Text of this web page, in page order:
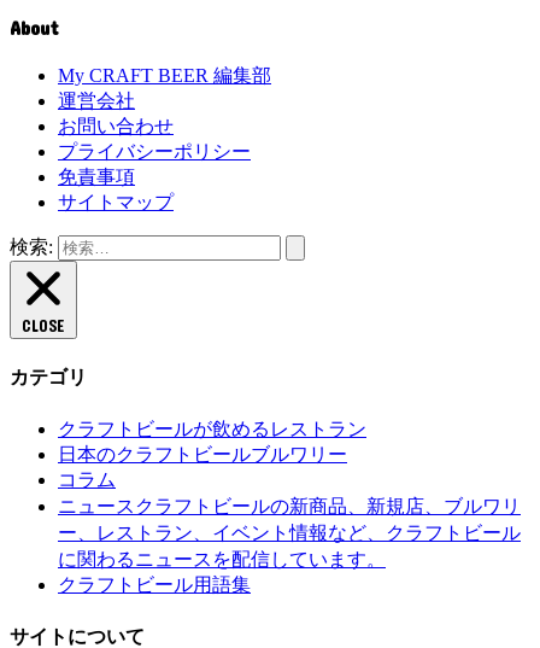
About
My CRAFT BEER 編集部
運営会社
お問い合わせ
プライバシーポリシー
免責事項
サイトマップ
検索:
CLOSE
カテゴリ
クラフトビールが飲めるレストラン
日本のクラフトビールブルワリー
コラム
ニュース クラフトビールの新商品、新規店、ブルワリ
ー、レストラン、イベント情報など、クラフトビール
に関わるニュースを配信しています。
クラフトビール用語集
サイトについて